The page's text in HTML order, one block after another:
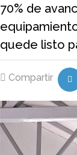
70% de
quede listo
Compartir